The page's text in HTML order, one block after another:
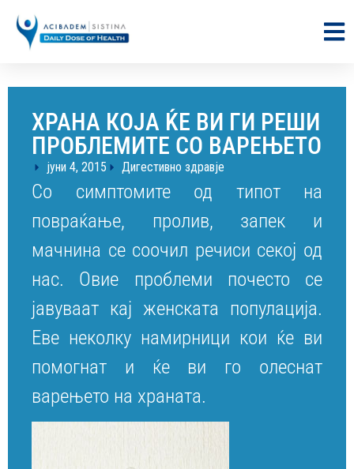
ХРАНА КОЈА ЌЕ ВИ ГИ РЕШИ
ПРОБЛЕМИТЕ СО ВАРЕЊЕТО
јуни 4, 2015 Дигестивно здравје
Со симптомите од типот на
повраќање, пролив, запек и
мачнина се соочил речиси секој од
нас. Овие проблеми почесто се
јавуваат кај женската популација.
Еве неколку намирници кои ќе ви
помогнат и ќе ви го олеснат
варењето на храната.